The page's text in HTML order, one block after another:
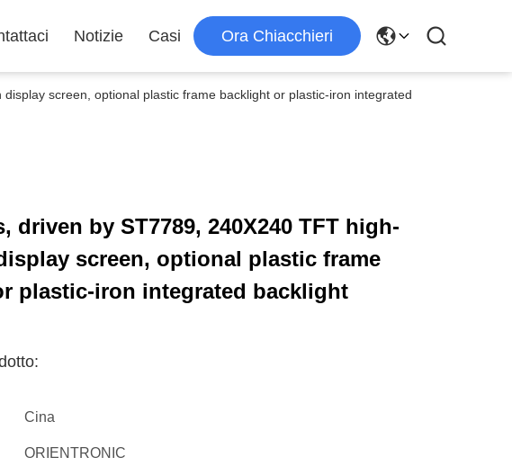
Notizie Casi Ora Chiacchieri
screen, optional plastic frame backlight or plastic-iron integrated
driven by ST7789, 240X240 TFT high-
screen, optional plastic frame
plastic-iron integrated backlight
Cina
ORIENTRONIC